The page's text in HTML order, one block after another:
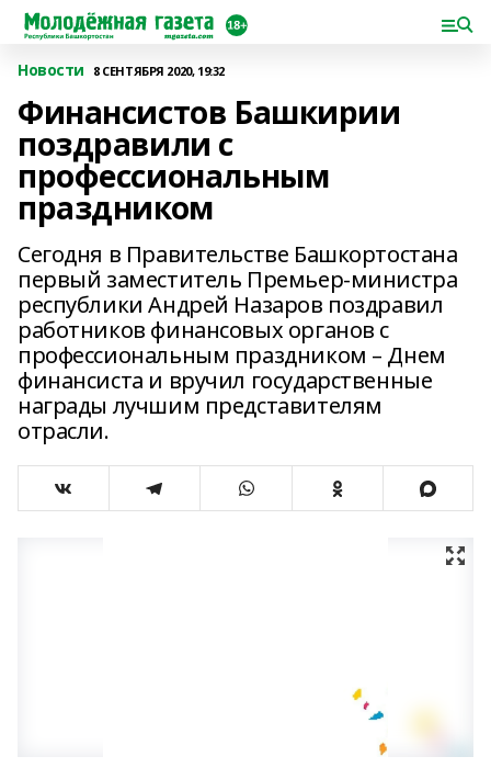
Новости 8 СЕНТЯБРЯ 2020, 19:32
Финансистов Башкирии
поздравили с
профессиональным
праздником
Сегодня в Правительстве Башкортостана
первый заместитель Премьер-министра
республики Андрей Назаров поздравил
работников финансовых органов с
профессиональным праздником – Днем
финансиста и вручил государственные
награды лучшим представителям
отрасли.